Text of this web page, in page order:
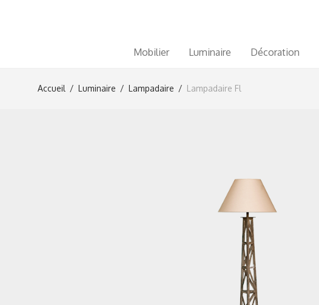
Mobilier Luminaire Décoration
Accueil / Luminaire / Lampadaire / Lampadaire Fl